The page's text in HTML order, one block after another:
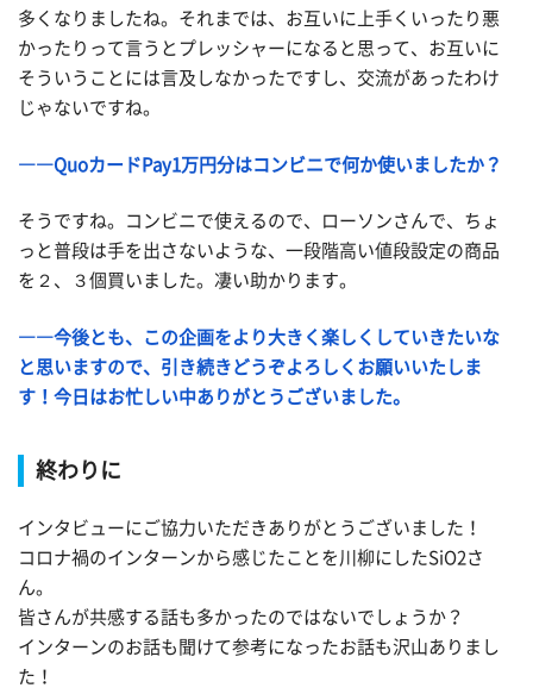
多くなりましたね。それまでは、 お互いに上手くいったり悪
かったりって言うとプレッシャーになると思って、お互いに
そういうことには言及しなかったですし、交流があったわけ
じゃないですね。
――QuoカードPay1万円分はコンビニで何か使いましたか？
そうですね。コンビニで使えるので、ローソンさんで、ちょ
っと普段は手を出さないような、一段階高い値段設定の商品
を２、３個買いました。凄い助かります。
――今後とも、この企画をより大きく楽しくしていきたいな
と思いますので、引き続きどうぞよろしくお願いいたしま
す！今日はお忙しい中ありがとうございました。
終わりに
インタビューにご協力いただきありがとうございました！
コロナ禍のインターンから感じたことを川柳にしたSiO2さ
ん。
皆さんが共感する話も多かったのではないでしょうか？
インターンのお話も聞けて参考になったお話も沢山ありまし
た！